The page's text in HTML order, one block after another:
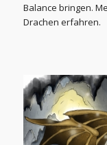
Balance bringen.
Drachen erfahren.